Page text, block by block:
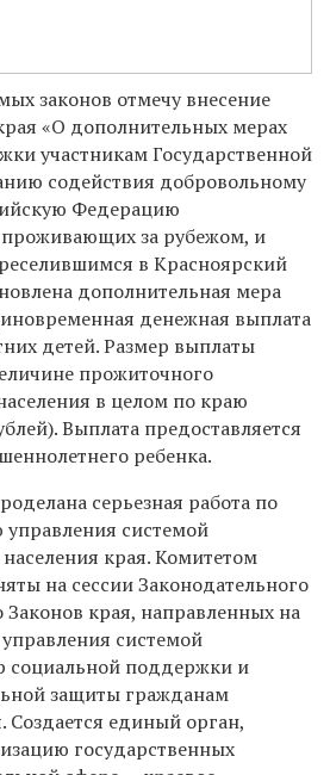
законов отмечу внесение
«О дополнительных мерах
участникам Государственной
содействия добровольному
Федерацию
проживающих за рубежом, и
в Красноярский
дополнительная мера
денежная выплата
детей. Размер выплаты
прожиточного
в целом по краю
Выплата предоставляется
ребенка.
серьезная работа по
системой
края. Комитетом
на сессии Законодательного
Законов края, направленных на
системой
социальной поддержки и
защиты гражданам
Создается единый орган,
государственных